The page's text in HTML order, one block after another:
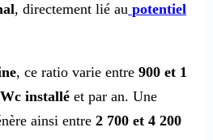
, directement lié au potentiel
, ce ratio varie entre 900 et 1
installé et par an. Une
ainsi entre 2 700 et 4 200